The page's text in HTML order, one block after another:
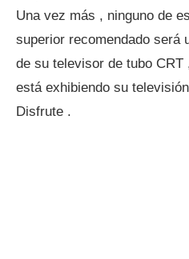
Una vez más , ninguno de
superior recomendado será
de su televisor de tubo
está exhibiendo su
Disfrute .